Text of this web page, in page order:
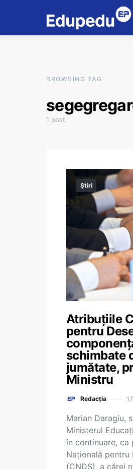
BROWSING TAG
1 post
Știri
Atribuțiile
pentru
schimbate
jumătate,
Ministru
Redacția
Marian Daragiu,
Ministerul
în continuare, ca
Națională pentru
(CNDS), a cărei